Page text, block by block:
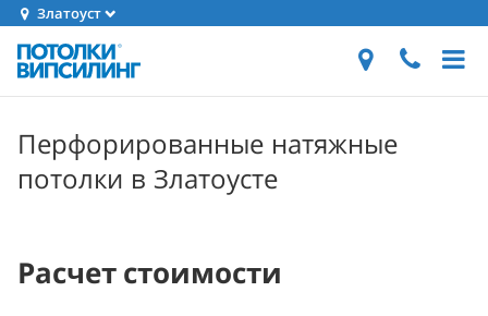
Златоуст
Перфорированные натяжные
потолки в Златоусте
Расчет стоимости